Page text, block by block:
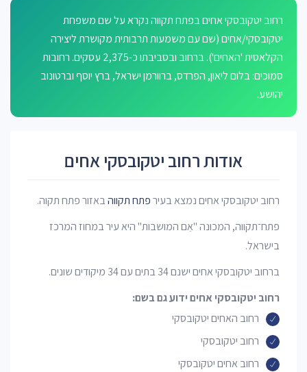
רחוב יטקובסקי אחים בפתח תקווה נקרא על שם משפחת
יטקובסקי/אחים (שם עם משמעות תרבותית מקושרת ליצירה
הקלאסית 'האחים'). ברחוב ובסביבתו כ-2,375 עסקים. רחובות
סמוכים: בלום ליאון, הפרדס, ברוורמן ישראל, ברץ יוסף וברטונוב
יהושע.
אודות רחוב יטקובסקי אחים
רחוב יטקובסקי אחים נמצא בעירפתח תקווהבאזור פתח תקוה.
פתח־תקווה, המכונה "אֵם המושבות" היא עיר במחוז המרכז
בישראל.
ברחוב יטקובסקי אחים ישנם 34 בתים עם 34 מיקודים שונים.
רחוב יטקובסקי אחים ידוע גם בשם:
רחוב האחים יטקובסקי
רחוב יטקובסקי
רחוב אחים יטקובסקי